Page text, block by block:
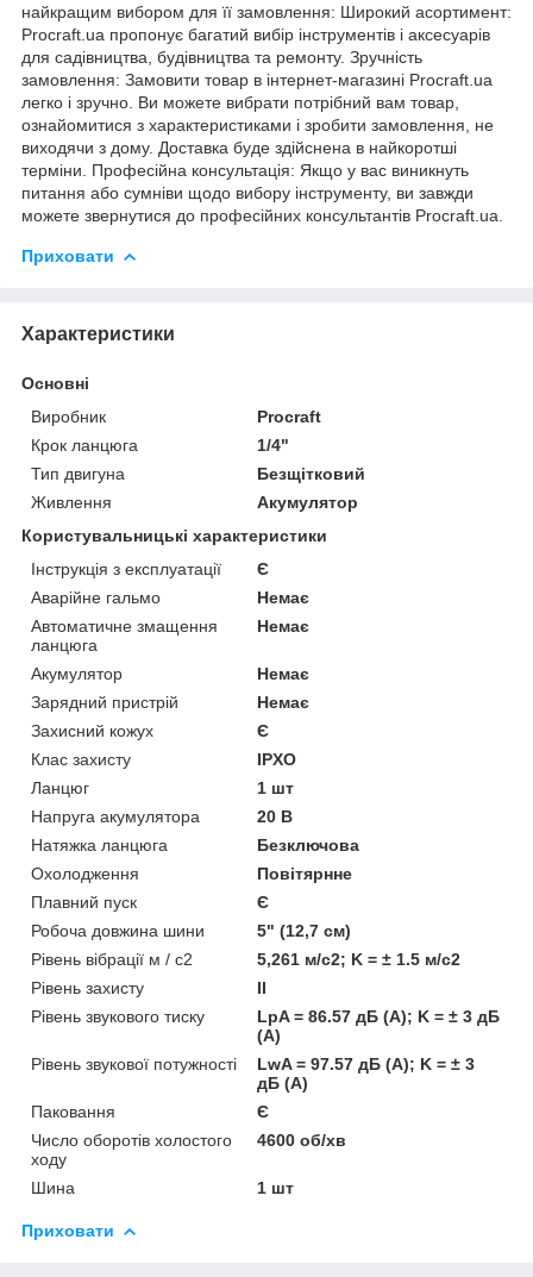
найкращим вибором для її замовлення: Широкий асортимент:
Procraft.ua пропонує багатий вибір інструментів і аксесуарів
для садівництва, будівництва та ремонту. Зручність
замовлення: Замовити товар в інтернет-магазині Procraft.ua
легко і зручно. Ви можете вибрати потрібний вам товар,
ознайомитися з характеристиками і зробити замовлення, не
виходячи з дому. Доставка буде здійснена в найкоротші
терміни. Професійна консультація: Якщо у вас виникнуть
питання або сумніви щодо вибору інструменту, ви завжди
можете звернутися до професійних консультантів Procraft.ua.
Приховати
Характеристики
Основні
Виробник
Procraft
Крок ланцюга
1/4"
Тип двигуна
Безщітковий
Живлення
Акумулятор
Користувальницькі характеристики
Інструкція з експлуатації
Є
Аварійне гальмо
Немає
Автоматичне змащення
ланцюга
Немає
Акумулятор
Немає
Зарядний пристрій
Немає
Захисний кожух
Є
Клас захисту
IPXO
Ланцюг
1 шт
Напруга акумулятора
20 В
Натяжка ланцюга
Безключова
Охолодження
Повітярнне
Плавний пуск
Є
Робоча довжина шини
5" (12,7 см)
Рівень вібрації м / с2
5,261 м/с2; K = ± 1.5 м/с2
Рівень захисту
II
Рівень звукового тиску
LpA = 86.57 дБ (А); K = ± 3 дБ
(А)
Рівень звукової потужності
LwA = 97.57 дБ (А); K = ± 3
дБ (А)
Паковання
Є
Число оборотів холостого
ходу
4600 об/хв
Шина 1 шт
Приховати